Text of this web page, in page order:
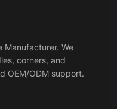
Manufacturer. We
corners, and
OEM/ODM support.